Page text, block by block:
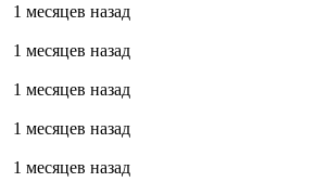
1 месяцев назад
1 месяцев назад
1 месяцев назад
1 месяцев назад
1 месяцев назад